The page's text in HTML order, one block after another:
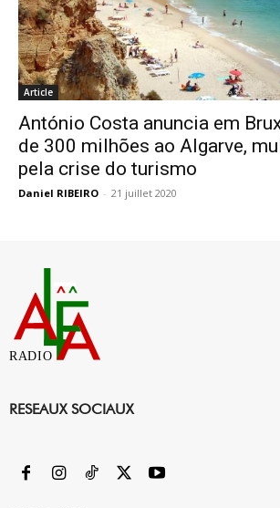
Article
António Costa anuncia em
de 300 milhões ao Algarve,
pela crise do turismo
Daniel RIBEIRO - 21 juillet 2020
RADIO
RESEAUX SOCIAUX